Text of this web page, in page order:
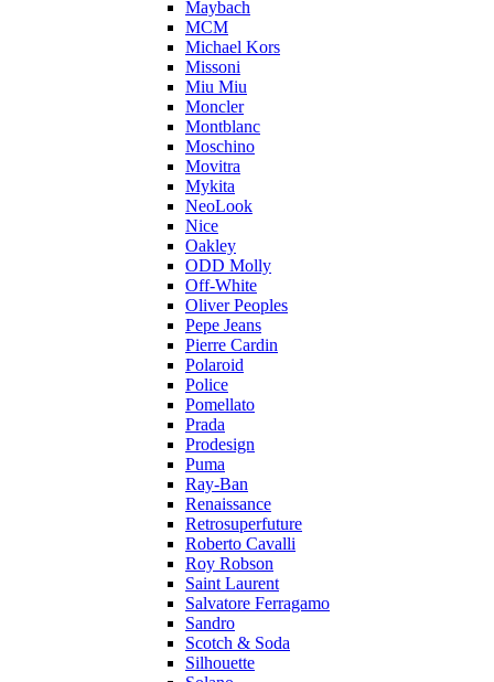
Maybach
MCM
Michael Kors
Missoni
Miu Miu
Moncler
Montblanc
Moschino
Movitra
Mykita
NeoLook
Nice
Oakley
ODD Molly
Off-White
Oliver Peoples
Pepe Jeans
Pierre Cardin
Polaroid
Police
Pomellato
Prada
Prodesign
Puma
Ray-Ban
Renaissance
Retrosuperfuture
Roberto Cavalli
Roy Robson
Saint Laurent
Salvatore Ferragamo
Sandro
Scotch & Soda
Silhouette